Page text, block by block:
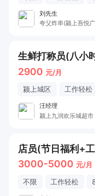
刘先生
夸父炸串(颍上吾悦
生鲜打称员(八小
2900 元/月
颍上城区 工作轻松
汪经理
颍上九润欢乐城超市
店员(节日福利+
3000-5000 元/月
不限 工作轻松